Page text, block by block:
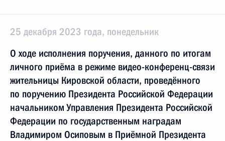
25 декабря 2023 года, понедельник
О ходе исполнения поручения, данного по итогам
личного приёма в режиме видео-конференц-связи
жительницы Кировской области, проведённого
по поручению Президента Российской Федерации
начальником Управления Президента Российской
Федерации по государственным наградам
Владимиром Осиповым в Приёмной Президента